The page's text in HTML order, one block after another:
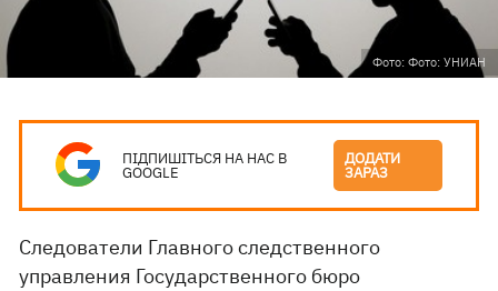
Фото: Фото: УНИАН
ПІДПИШІТЬСЯ НА НАС В
GOOGLE
ДОДАТИ
ЗАРАЗ
Следователи Главного следственного
управления Государственного бюро